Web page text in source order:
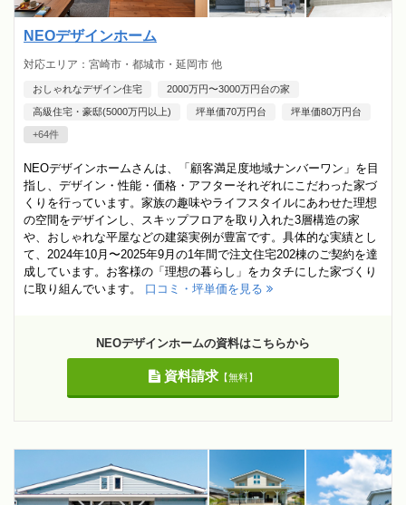
NEOデザインホーム
対応エリア：宮崎市・都城市・延岡市 他
おしゃれなデザイン住宅 2000万円〜3000万円台の家
高級住宅・豪邸(5000万円以上) 坪単価70万円台 坪単価80万円台
+64件
NEOデザインホームさんは、「顧客満足度地域ナンバーワン」を目
指し、デザイン・性能・価格・アフターそれぞれにこだわった家づ
くりを行っています。家族の趣味やライフスタイルにあわせた理想
の空間をデザインし、スキップフロアを取り入れた3層構造の家
や、おしゃれな平屋などの建築実例が豊富です。具体的な実績とし
て、2024年10月〜2025年9月の1年間で注文住宅202棟のご契約を達
成しています。お客様の「理想の暮らし」をカタチにした家づくり
に取り組んでいます。 口コミ・坪単価を見る
NEOデザインホームの資料はこちらから
資料請求【無料】